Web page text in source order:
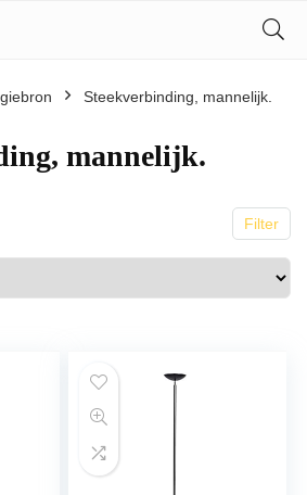
Steekverbinding, mannelijk.
mannelijk.
Filter